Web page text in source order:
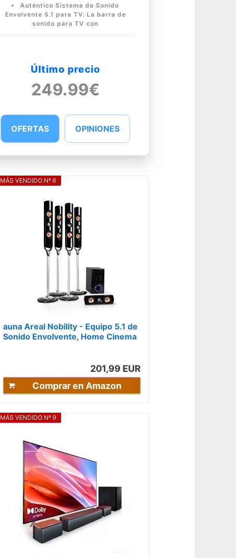
Auténtico Sistema de Sonido
Envolvente 5.1 para TV: La barra de
sonido para TV con
Último precio
249.99€
OFERTAS OPINIONES
MÁS VENDIDO Nº 6
auna Areal Nobility - Equipo 5.1 de
Sonido Envolvente, Home Cinema
201,99 EUR
Comprar en Amazon
MÁS VENDIDO Nº 9